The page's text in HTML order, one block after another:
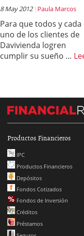
8 May 2012 Paula Marcos
Para que todos y cada
uno de los clientes de
Davivienda logren
cumplir su sueño …
Productos Financieros
IPC
Productos Financieros
Depósitos
Fondos Cotizados
Fondos de Inversión
Créditos
Préstamos